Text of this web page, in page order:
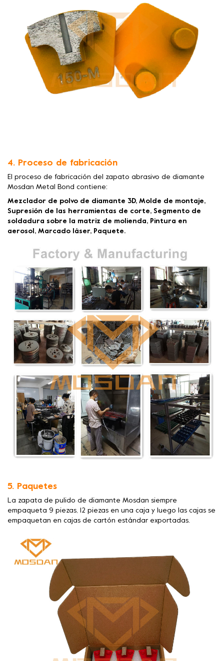
4. Proceso de fabricación
El proceso de fabricación del zapato abrasivo de diamante
Mosdan Metal Bond contiene:
Mezclador de polvo de diamante 3D, Molde de montaje,
Supresión de las herramientas de corte, Segmento de
soldadura sobre la matriz de molienda, Pintura en
aerosol, Marcado láser, Paquete.
5. Paquetes
La zapata de pulido de diamante Mosdan siempre
empaqueta 9 piezas, 12 piezas en una caja y luego las cajas se
empaquetan en cajas de cartón estándar exportadas.